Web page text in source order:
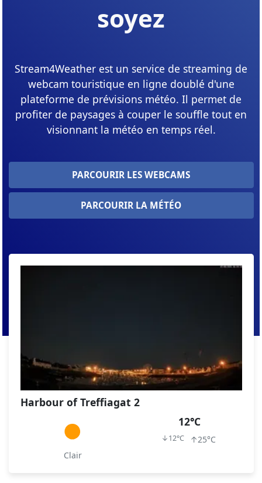
soyez
Stream4Weather est un service de streaming de
webcam touristique en ligne doublé d'une
plateforme de prévisions météo. Il permet de
profiter de paysages à couper le souffle tout en
visionnant la météo en temps réel.
PARCOURIR LES WEBCAMS
PARCOURIR LA MÉTÉO
Harbour of Treffiagat 2
Clair
12°C
↓12°C ↑25°C